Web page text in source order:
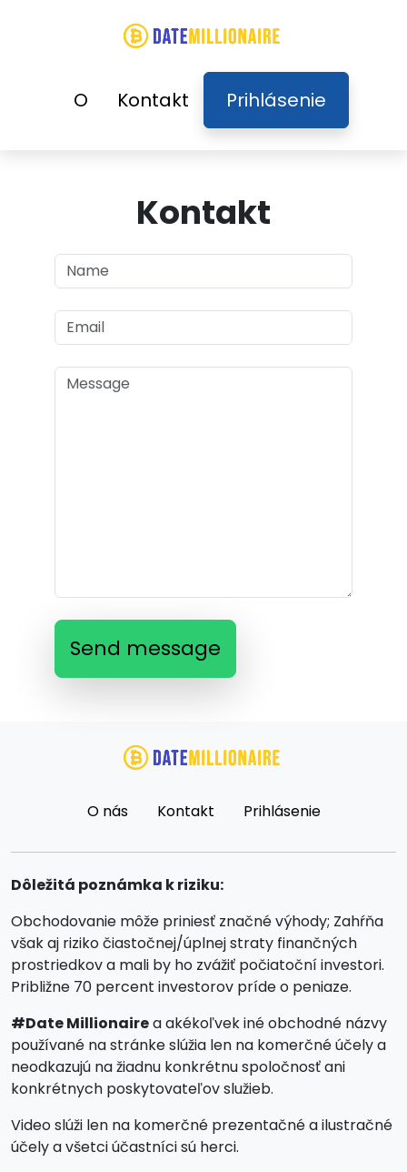
O Kontakt Prihlásenie
Kontakt
Send message
O nás Kontakt Prihlásenie
Dôležitá poznámka k riziku:
Obchodovanie môže priniesť značné výhody; Zahŕňa
však aj riziko čiastočnej/úplnej straty finančných
prostriedkov a mali by ho zvážiť počiatoční investori.
Približne 70 percent investorov príde o peniaze.
#Date Millionairea akékoľvek iné obchodné názvy
používané na stránke slúžia len na komerčné účely a
neodkazujú na žiadnu konkrétnu spoločnosť ani
konkrétnych poskytovateľov služieb.
Video slúži len na komerčné prezentačné a ilustračné
účely a všetci účastníci sú herci.